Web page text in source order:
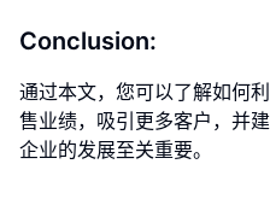
Conclusion:
通过本文，您可以了解如何
售业绩，吸引更多客户，并
企业的发展至关重要。